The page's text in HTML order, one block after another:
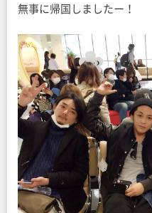
無事に帰国しましたー！